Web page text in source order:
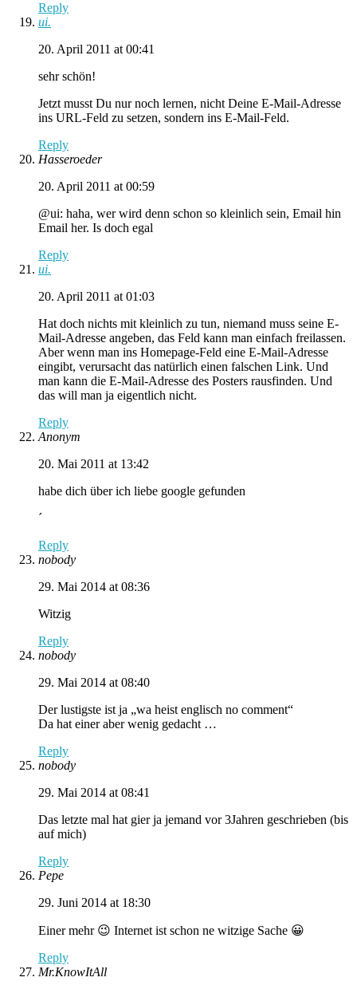
Reply
ui.
20. April 2011 at 00:41
sehr schön!
Jetzt musst Du nur noch lernen, nicht Deine E-Mail-Adresse
ins URL-Feld zu setzen, sondern ins E-Mail-Feld.
Reply
Hasseroeder
20. April 2011 at 00:59
@ui: haha, wer wird denn schon so kleinlich sein, Email hin
Email her. Is doch egal
Reply
ui.
20. April 2011 at 01:03
Hat doch nichts mit kleinlich zu tun, niemand muss seine E-
Mail-Adresse angeben, das Feld kann man einfach freilassen.
Aber wenn man ins Homepage-Feld eine E-Mail-Adresse
eingibt, verursacht das natürlich einen falschen Link. Und
man kann die E-Mail-Adresse des Posters rausfinden. Und
das will man ja eigentlich nicht.
Reply
Anonym
20. Mai 2011 at 13:42
habe dich über ich liebe google gefunden
´
Reply
nobody
29. Mai 2014 at 08:36
Witzig
Reply
nobody
29. Mai 2014 at 08:40
Der lustigste ist ja „wa heist englisch no comment“
Da hat einer aber wenig gedacht …
Reply
nobody
29. Mai 2014 at 08:41
Das letzte mal hat gier ja jemand vor 3Jahren geschrieben (bis
auf mich)
Reply
Pepe
29. Juni 2014 at 18:30
Einer mehr 😉 Internet ist schon ne witzige Sache 😀
Reply
Mr.KnowItAll